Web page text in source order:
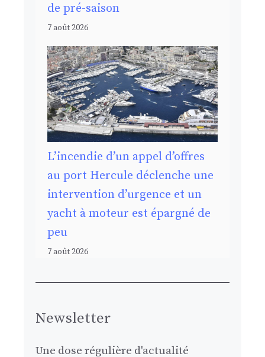
de pré-saison
7 août 2026
L’incendie d’un appel d’offres
au port Hercule déclenche une
intervention d’urgence et un
yacht à moteur est épargné de
peu
7 août 2026
Newsletter
Une dose régulière d'actualité